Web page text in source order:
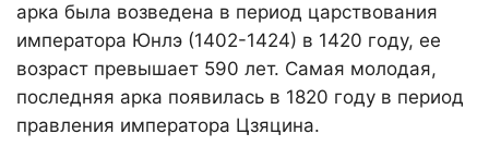
арка была возведена в период царствования
императора Юнлэ (1402-1424) в 1420 году, ее
возраст превышает 590 лет. Самая молодая,
последняя арка появилась в 1820 году в период
правления императора Цзяцина.